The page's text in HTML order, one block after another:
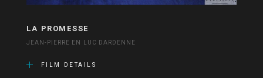
LA PROMESSE
JEAN-PIERRE EN LUC DARDENNE
FILM DETAILS